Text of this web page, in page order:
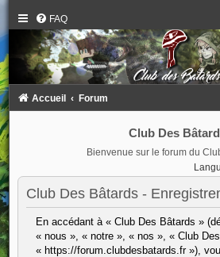
FAQ
Accueil Forum
Club Des
Bienvenue sur le forum du
Club Des Bâtards -
En accédant à « Club Des Bâtards »
« nous », « notre », « nos », « Club
« https://forum.clubdesbatards.fr »),